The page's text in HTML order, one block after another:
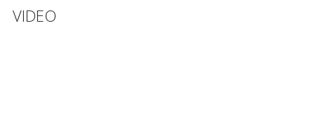
VIDEO